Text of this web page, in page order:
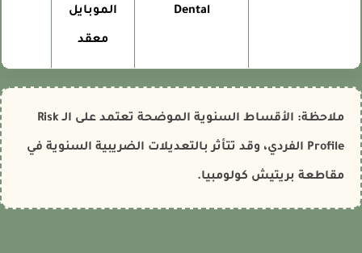
Dental الموبايل
معقد
ملاحظة: الأقساط السنوية الموضحة تعتمد على الـ Risk
Profile الفردي، وقد تتأثر بالتعديلات الضريبية السنوية في
مقاطعة بريتيش كولومبيا.